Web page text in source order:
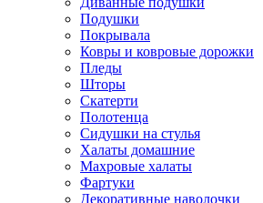
Подушки
Покрывала
Ковры и ковровые дорожки
Пледы
Шторы
Скатерти
Полотенца
Сидушки на стулья
Халаты домашние
Махровые халаты
Фартуки
Декоративные наволочки